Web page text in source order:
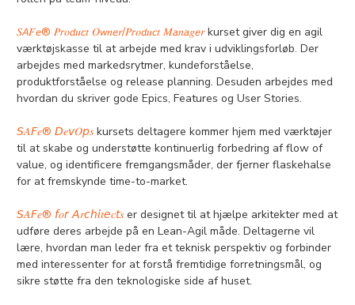
𝑆𝘈𝐹𝘦® 𝑃𝘳𝑜𝘥𝑢𝘤𝑡 𝑂𝘸𝑛𝘦𝑟/𝑃𝘳𝑜𝘥𝑢𝘤𝑡 𝑀𝘢𝑛𝘢𝑔𝘦𝑟kurset giver dig en agil
værktøjskasse til at arbejde med krav i udviklingsforløb. Der
arbejdes med markedsrytmer, kundeforståelse,
produktforståelse og release planning. Desuden arbejdes med
hvordan du skriver gode Epics, Features og User Stories.
𝘚𝐴𝘍𝑒® 𝘋𝑒𝘷𝑂𝘱𝑠 kursets deltagere kommer hjem med værktøjer
til at skabe og understøtte kontinuerlig forbedring af flow of
value, og identificere fremgangsmåder, der fjerner flaskehalse
for at fremskynde time-to-market.
𝘚𝐴𝘍𝑒® 𝘧𝑜𝘳 𝘈𝑟𝘤ℎ𝘪𝑡𝘦𝑐𝘵𝑠 er designet til at hjælpe arkitekter med at
udføre deres arbejde på en Lean-Agil måde. Deltagerne vil
lære, hvordan man leder fra et teknisk perspektiv og forbinder
med interessenter for at forstå fremtidige forretningsmål, og
sikre støtte fra den teknologiske side af huset.